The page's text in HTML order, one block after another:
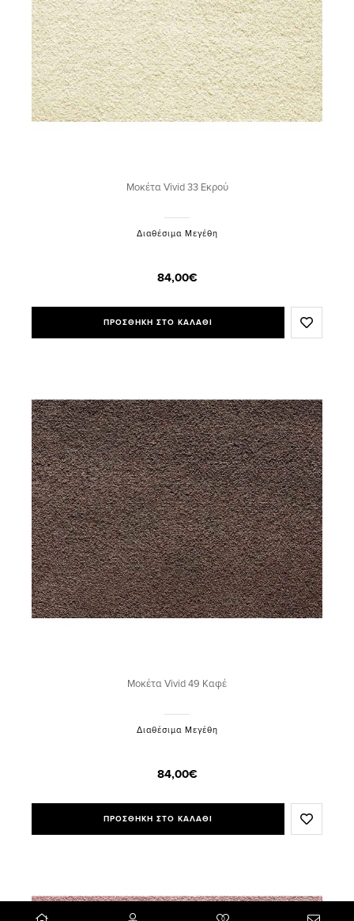
0
Μοκέτα Vivid 33 Εκρού
Διαθέσιμα Μεγέθη
84,00€
ΠΡΟΣΘΗΚΗ ΣΤΟ ΚΑΛΑΘΙ
Μοκέτα Vivid 49 Καφέ
Διαθέσιμα Μεγέθη
84,00€
ΠΡΟΣΘΗΚΗ ΣΤΟ ΚΑΛΑΘΙ